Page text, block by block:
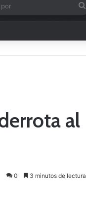
al
0 3 minutos de lectura